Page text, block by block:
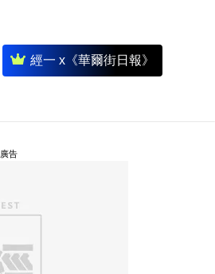
經一 x《華爾街日報》
廣告